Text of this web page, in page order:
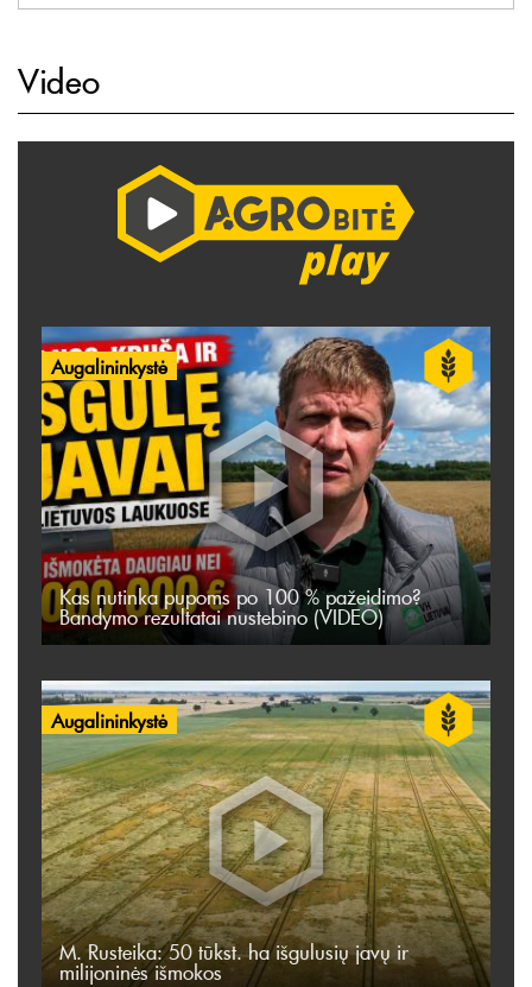
Video
Augalininkystė
Kas nutinka pupoms po 100 % pažeidimo?
Bandymo rezultatai nustebino (VIDEO)
Augalininkystė
M. Rusteika: 50 tūkst. ha išgulusių javų ir
milijoninės išmokos